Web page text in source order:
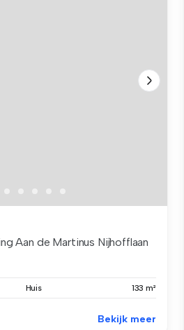
Aan de Martinus Nijhofflaan
Huis 133 m²
Bekijk meer